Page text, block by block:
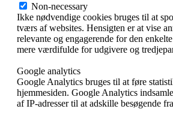
Non-necessary
Ikke nødvendige cookies bruges til at
tværs af websites. Hensigten er at vise
relevante og engagerende for den
mere værdifulde for udgivere og
Google analytics
Google Analytics bruges til at føre
hjemmesiden. Google Analytics
af IP-adresser til at adskille besøgende